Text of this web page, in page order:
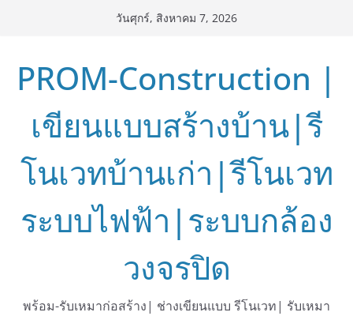
วันศุกร์, สิงหาคม 7, 2026
PROM-Construction |
เขียนแบบสร้างบ้าน|รี
โนเวทบ้านเก่า|รีโนเวท
ระบบไฟฟ้า|ระบบกล้อง
วงจรปิด
พร้อม-รับเหมาก่อสร้าง| ช่างเขียนแบบ รีโนเวท| รับเหมา